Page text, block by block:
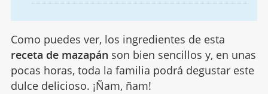
Como puedes ver, los ingredientes de esta
receta de mazapán son bien sencillos y, en unas
pocas horas, toda la familia podrá degustar este
dulce delicioso. ¡Ñam, ñam!